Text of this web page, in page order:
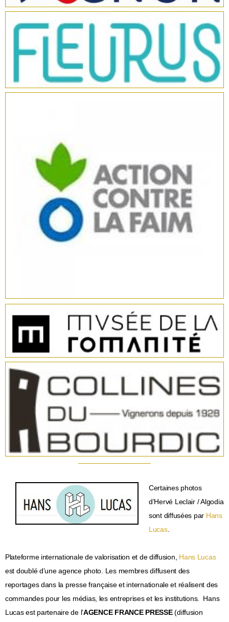
Certaines photos
d’Hervé Leclair / Algodia
sont diffusées par Hans
Lucas.
Plateforme internationale de valorisation et de diffusion, Hans Lucas
est doublé d’une agence photo. Les membres diffusent des
reportages dans la presse française et internationale et réalisent des
commandes pour les médias, les entreprises et les institutions. Hans
Lucas est partenaire de l’AGENCE FRANCE PRESSE(diffusion